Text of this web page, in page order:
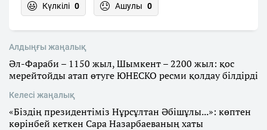
Күлкілі 0 Ашулы 0
Алдыңғы жаңалық
Әл-Фараби – 1150 жыл, Шымкент – 2200 жыл: қос
мерейтойды атап өтуге ЮНЕСКО ресми қолдау білдірді
Келесі жаңалық
«Біздің президентіміз Нұрсұлтан Әбішұлы...»: көптен
көрінбей кеткен Сара Назарбаеваның хаты